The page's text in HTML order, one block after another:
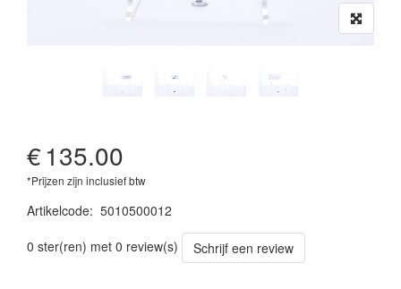
€135.00
*Prijzen zijn inclusief btw
Artikelcode: 5010500012
0 ster(ren) met 0 review(s)
Schrijf een review